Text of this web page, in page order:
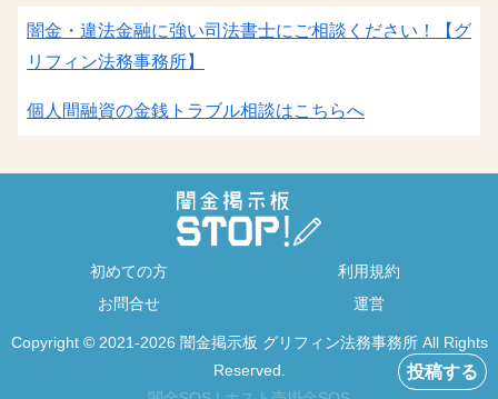
闇金・違法金融に強い司法書士にご相談ください！
【グ
リフィン法務事務所】
個人間融資の金銭トラブル相談はこちらへ
初めての方
利用規約
お問合せ
運営
Copyright © 2021-2026 闇金掲示板 グリフィン法務事務所 All Rights
Reserved.
投稿する